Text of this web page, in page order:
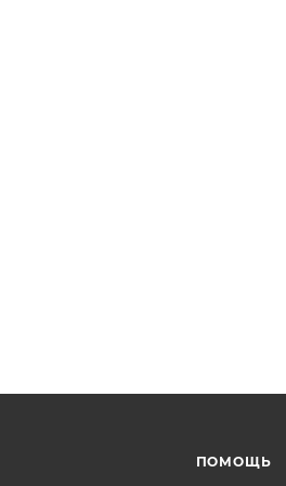
ПОМОЩЬ